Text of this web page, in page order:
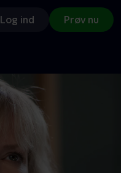
Log ind Prøv nu